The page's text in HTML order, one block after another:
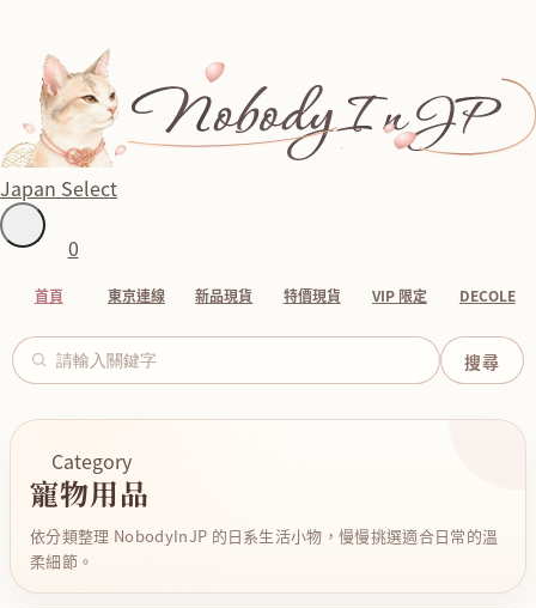
Japan Select
0
首頁 東京連線 新品現貨 特價現貨 VIP 限定 DECOLE
Category
寵物用品
依分類整理 NobodyInJP 的日系生活小物，慢慢挑選適合日常的溫
柔細節。